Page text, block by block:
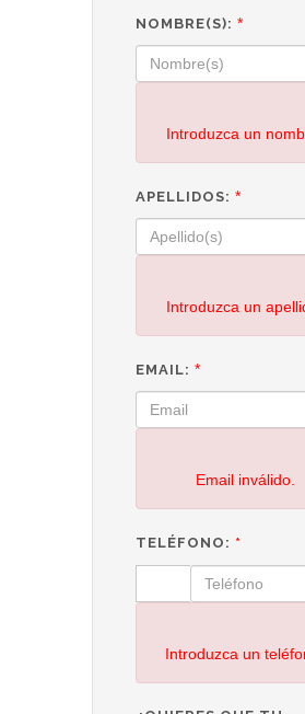
NOMBRE(S): *
Introduzca un
APELLIDOS: *
Introduzca un
EMAIL: *
Email inválido.
TELÉFONO: *
Introduzca un